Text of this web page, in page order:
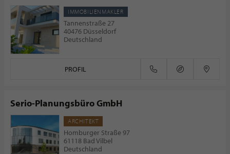
IMMOBILIENMAKLER
Tannenstraße 27
40476 Düsseldorf
Deutschland
PROFIL
Serio-Planungsbüro GmbH
ARCHITEKT
Homburger Straße 97
61118 Bad Vilbel
Deutschland